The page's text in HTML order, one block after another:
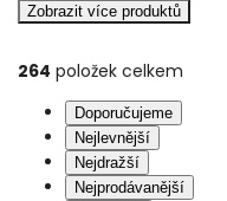
Zobrazit více produktů
Doporučujeme
Nejlevnější
Nejdražší
Nejprodávanější
264 položek celkem